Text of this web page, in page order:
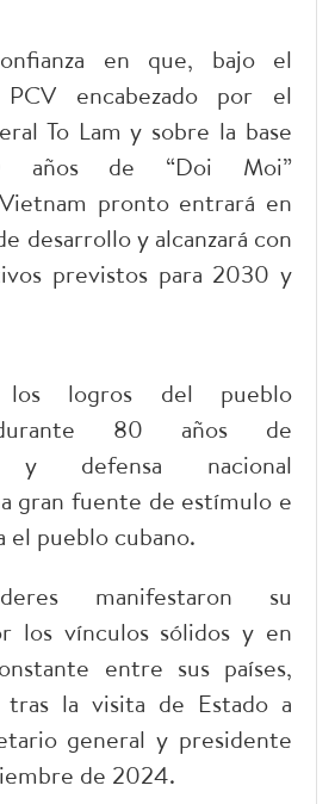
en que, bajo el
encabezado por el
To Lam y sobre la base
de “Doi Moi”
pronto entrará en
desarrollo y alcanzará con
previstos para 2030 y
logros del pueblo
80 años de
y defensa nacional
gran fuente de estímulo e
el pueblo cubano.
manifestaron su
los vínculos sólidos y en
entre sus países,
tras la visita de Estado a
general y presidente
de 2024.